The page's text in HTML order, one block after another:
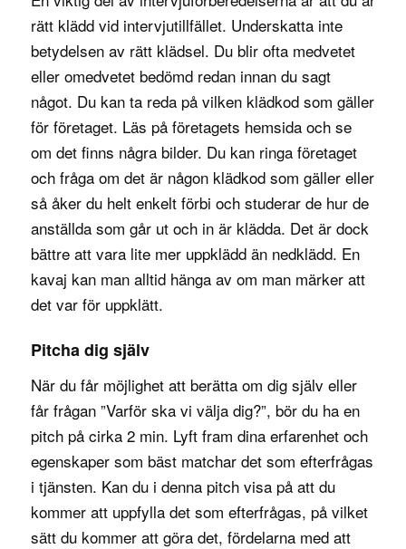
rätt klädd vid intervjutillfället. Underskatta inte
betydelsen av rätt klädsel. Du blir ofta medvetet
eller omedvetet bedömd redan innan du sagt
något. Du kan ta reda på vilken klädkod som gäller
för företaget. Läs på företagets hemsida och se
om det finns några bilder. Du kan ringa företaget
och fråga om det är någon klädkod som gäller eller
så åker du helt enkelt förbi och studerar de hur de
anställda som går ut och in är klädda. Det är dock
bättre att vara lite mer uppklädd än nedklädd. En
kavaj kan man alltid hänga av om man märker att
det var för uppklätt.
Pitcha dig själv
När du får möjlighet att berätta om dig själv eller
får frågan ”Varför ska vi välja dig?”, bör du ha en
pitch på cirka 2 min. Lyft fram dina erfarenhet och
egenskaper som bäst matchar det som efterfrågas
i tjänsten. Kan du i denna pitch visa på att du
kommer att uppfylla det som efterfrågas, på vilket
sätt du kommer att göra det, fördelarna med att